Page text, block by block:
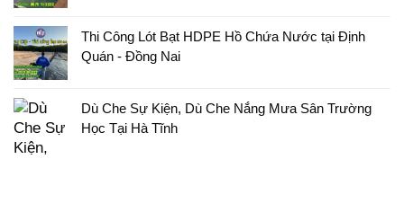
Thi Công Lót Bạt HDPE Hồ Chứa Nước tại Định
Quán - Đồng Nai
Dù Che Sự Kiện, Dù Che Nắng Mưa Sân Trường
Học Tại Hà Tĩnh